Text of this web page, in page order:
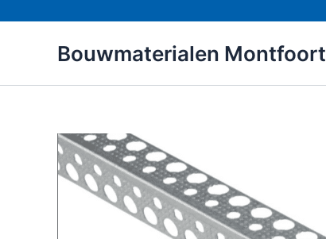
Bouwmaterialen Montfoort